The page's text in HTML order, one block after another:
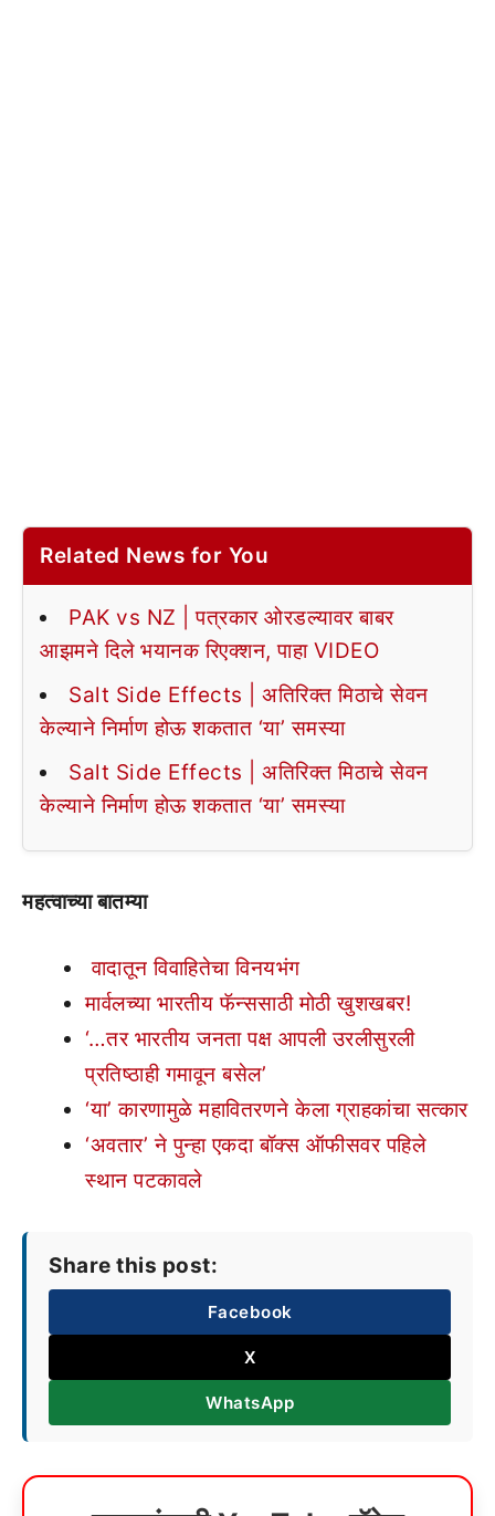
Related News for You
PAK vs NZ | पत्रकार ओरडल्यावर बाबर
आझमने दिले भयानक रिएक्शन, पाहा VIDEO
Salt Side Effects | अतिरिक्त मिठाचे सेवन
केल्याने निर्माण होऊ शकतात ‘या’ समस्या
Salt Side Effects | अतिरिक्त मिठाचे सेवन
केल्याने निर्माण होऊ शकतात ‘या’ समस्या
महत्वाच्या बातम्या
वादातून विवाहितेचा विनयभंग
मार्वलच्या भारतीय फॅन्ससाठी मोठी खुशखबर!
‘…तर भारतीय जनता पक्ष आपली उरलीसुरली
प्रतिष्ठाही गमावून बसेल’
‘या’ कारणामुळे महावितरणने केला ग्राहकांचा सत्कार
‘अवतार’ ने पुन्हा एकदा बॉक्स ऑफीसवर पहिले
स्थान पटकावले
Share this post:
Facebook
X
WhatsApp